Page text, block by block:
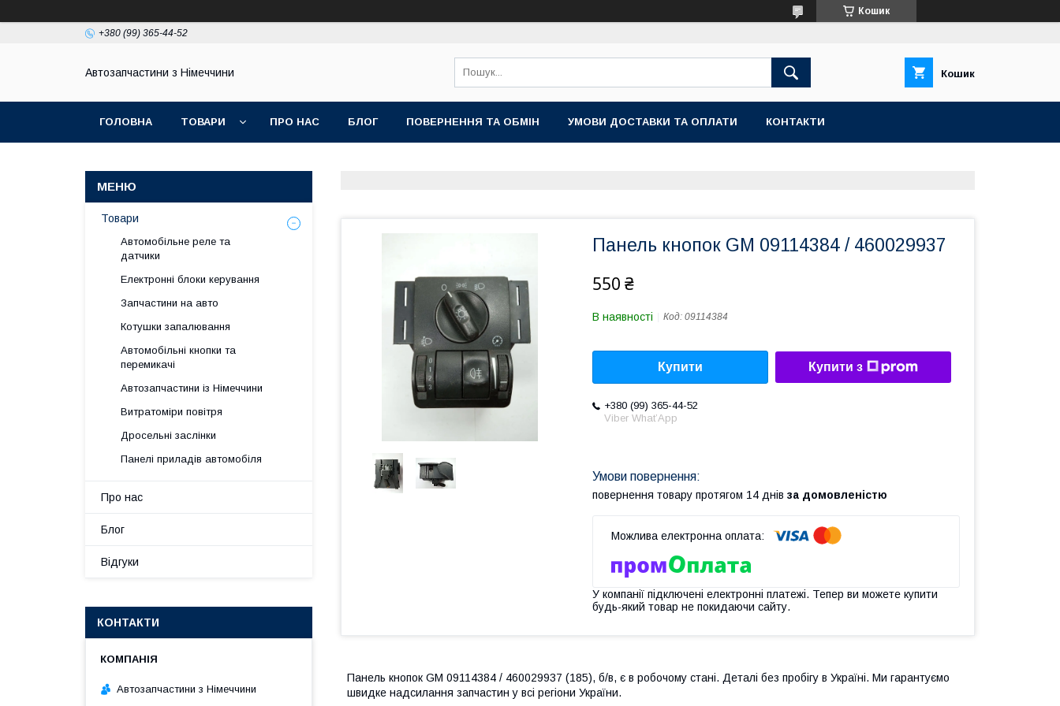
Кошик
+380 (99) 365-44-52
Автозапчастини з Німеччини Кошик
ГОЛОВНА ТОВАРИ ПРО НАС БЛОГ ПОВЕРНЕННЯ ТА ОБМІН УМОВИ ДОСТАВКИ ТА ОПЛАТИ КОНТАКТИ
Панель кнопок GM 09114384 / 460029937
550 ₴
В наявності Код: 09114384
Купити Купити з
+380 (99) 365-44-52
Viber What’App
повернення товару протягом 14 днів за домовленістю
У компанії підключені електронні платежі. Тепер ви можете купити
будь-який товар не покидаючи сайту.
Панель кнопок GM 09114384 / 460029937 (185), б/в, є в робочому стані. Деталі без пробігу в Україні. Ми гарантуємо
швидке надсилання запчастин у всі регіони України.
Товари
Автомобільне реле та
датчики
Електронні блоки керування
Запчастини на авто
Котушки запалювання
Автомобільні кнопки та
перемикачі
Автозапчастини із Німеччини
Витратоміри повітря
Дросельні заслінки
Панелі приладів автомобіля
Про нас
Блог
Відгуки
КОНТАКТИ
Автозапчастини з Німеччини